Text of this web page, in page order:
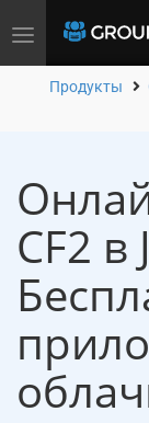
Toggle
Продукты
CF2 в